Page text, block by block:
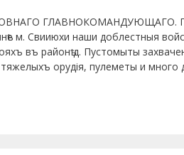
ГЛАВНОКОМАНДУЮЩАГО.
м. Свииюхи наши доблестныя
въ районѣ д. Пустомыты
орудія, пулеметы и